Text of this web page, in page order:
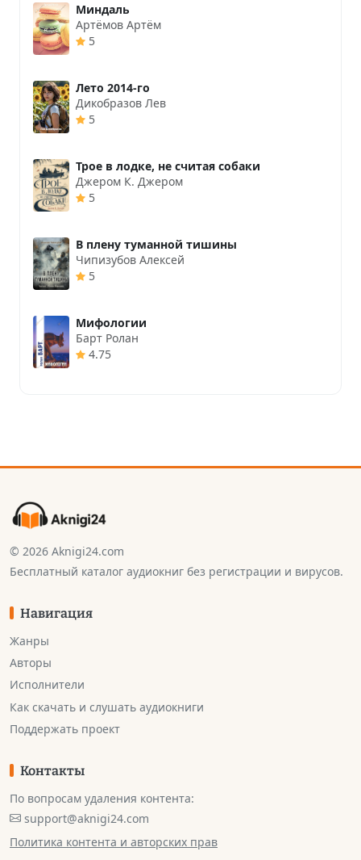
Миндаль
Артёмов Артём
5
Лето 2014-го
Дикобразов Лев
5
Трое в лодке, не считая собаки
Джером К. Джером
5
В плену туманной тишины
Чипизубов Алексей
5
Мифологии
Барт Ролан
4.75
© 2026 Aknigi24.com
Бесплатный каталог аудиокниг без регистрации и вирусов.
Навигация
Жанры
Авторы
Исполнители
Как скачать и слушать аудиокниги
Поддержать проект
Контакты
По вопросам удаления контента:
support@aknigi24.com
Политика контента и авторских прав